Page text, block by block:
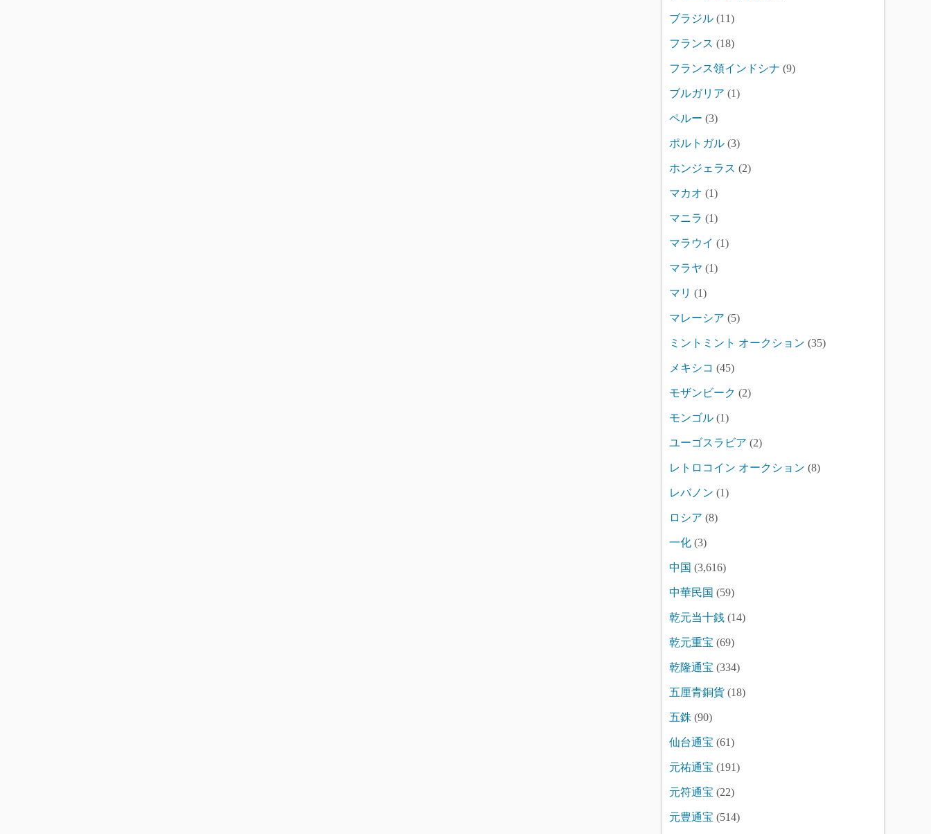
ブラジル (11)
フランス (18)
フランス領インドシナ (9)
ブルガリア (1)
ペルー (3)
ポルトガル (3)
ホンジェラス (2)
マカオ (1)
マニラ (1)
マラウイ (1)
マラヤ (1)
マリ (1)
マレーシア (5)
ミントミント オークション (35)
メキシコ (45)
モザンビーク (2)
モンゴル (1)
ユーゴスラビア (2)
レトロコイン オークション (8)
レバノン (1)
ロシア (8)
一化 (3)
中国 (3,616)
中華民国 (59)
乾元当十銭 (14)
乾元重宝 (69)
乾隆通宝 (334)
五厘青銅貨 (18)
五銖 (90)
仙台通宝 (61)
元祐通宝 (191)
元符通宝 (22)
元豊通宝 (514)